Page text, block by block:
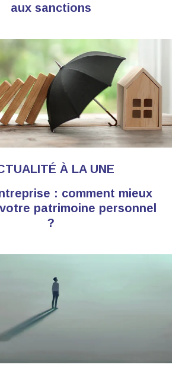
aux sanctions
À LA UNE
: comment mieux
patrimoine personnel
?